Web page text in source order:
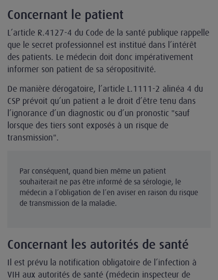
Concernant le patient
L’article R.4127-4 du Code de la santé publique rappelle
que le secret professionnel est institué dans l’intérêt
des patients. Le médecin doit donc impérativement
informer son patient de sa séropositivité.
De manière dérogatoire, l’article L.1111-2 alinéa 4 du
CSP prévoit qu’un patient a le droit d’être tenu dans
l’ignorance d’un diagnostic ou d’un pronostic "sauf
lorsque des tiers sont exposés à un risque de
transmission".
Par conséquent, quand bien même un patient
souhaiterait ne pas être informé de sa sérologie, le
médecin a l’obligation de l’en aviser en raison du risque
de transmission de la maladie.
Concernant les autorités de santé
Il est prévu la notification obligatoire de l’infection à
VIH aux autorités de santé (médecin inspecteur de